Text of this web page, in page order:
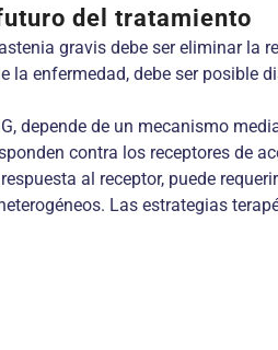
del tratamiento
gravis debe ser eliminar
la enfermedad, debe ser posible
depende de un mecanismo
contra los receptores de
al receptor, puede
Las estrategias